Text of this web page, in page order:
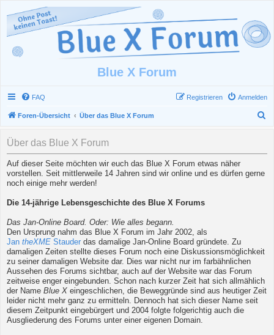
Blue X Forum
FAQ Anmelden
Registrieren
Foren-Übersicht Über das Blue X Forum
Über das Blue X Forum
Auf dieser Seite möchten wir euch das Blue X Forum etwas näher
vorstellen. Seit mittlerweile 14 Jahren sind wir online und es dürfen gerne
noch einige mehr werden!
Die 14-jährige Lebensgeschichte des Blue X Forums
Das Jan-Online Board. Oder: Wie alles begann.
Den Ursprung nahm das Blue X Forum im Jahr 2002, als
Jan theXME Stauder das damalige Jan-Online Board gründete. Zu
damaligen Zeiten stellte dieses Forum noch eine Diskussionsmöglichkeit
zu seiner damaligen Website dar. Dies war nicht nur im farbähnlichen
Aussehen des Forums sichtbar, auch auf der Website war das Forum
zeitweise enger eingebunden. Schon nach kurzer Zeit hat sich allmählich
der Name Blue X eingeschlichen, die Beweggründe sind aus heutiger Zeit
leider nicht mehr ganz zu ermitteln. Dennoch hat sich dieser Name seit
diesem Zeitpunkt eingebürgert und 2004 folgte folgerichtig auch die
Ausgliederung des Forums unter einer eigenen Domain.